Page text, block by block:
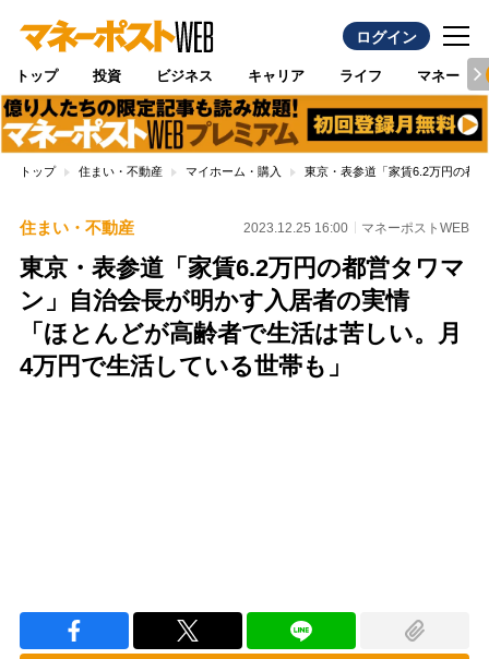
ログイン
トップ 投資 ビジネス キャリア ライフ マネー
トップ 住まい・不動産 マイホーム・購入 東京・表参道「家賃6.2万円の都
住まい・不動産 2023.12.25 16:00 マネーポストWEB
東京・表参道「家賃6.2万円の都営タワマ
ン」自治会長が明かす入居者の実情
「ほとんどが高齢者で生活は苦しい。月
4万円で生活している世帯も」